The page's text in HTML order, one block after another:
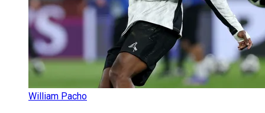
William Pacho